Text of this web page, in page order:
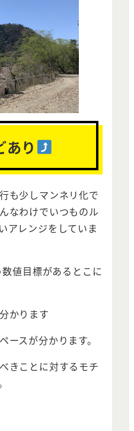
あり
も少しマンネリ化で
なわけでいつものル
アレンジをしていま
値目標があるとこに
かります
ースが分かります。
きことに対するモチ